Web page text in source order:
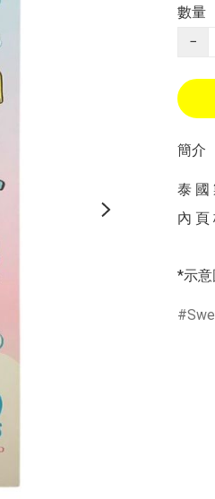
數量
−
簡介
泰 國
內 頁
*示